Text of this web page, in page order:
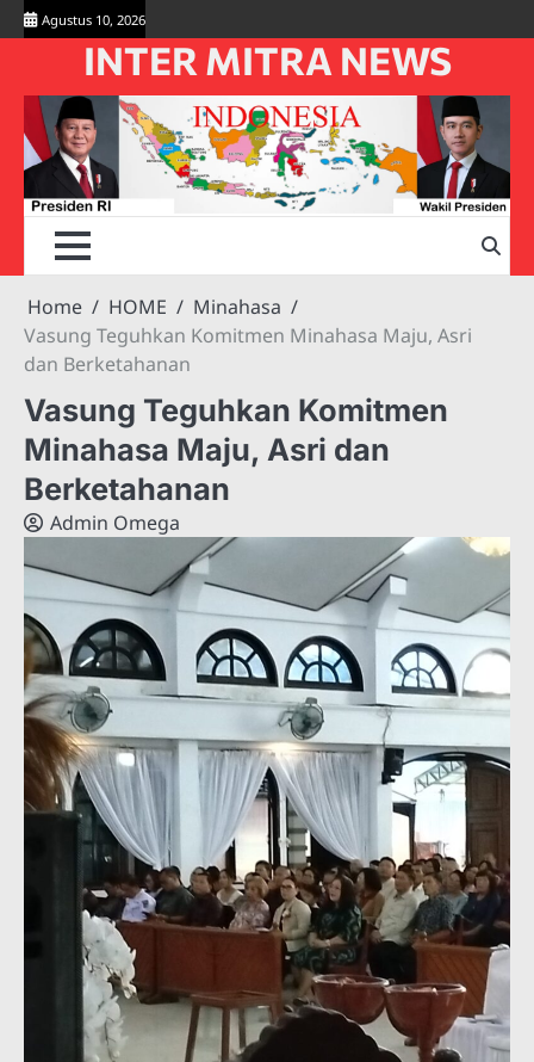
Skip
to
Agustus 10, 2026
INTER MITRA NEWS
Home HOME
Minahasa
Vasung Teguhkan Komitmen Minahasa Maju, Asri
dan Berketahanan
Vasung Teguhkan Komitmen
Minahasa Maju, Asri dan
Berketahanan
Admin Omega